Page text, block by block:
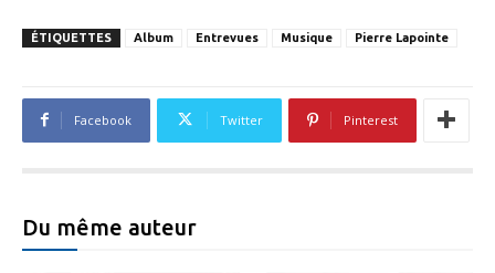
ÉTIQUETTES Album Entrevues Musique Pierre Lapointe
Facebook Twitter Pinterest
Du même auteur